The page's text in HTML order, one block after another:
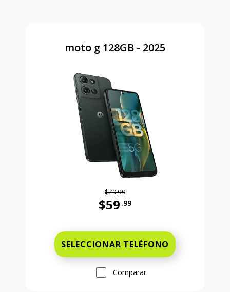
moto g 128GB - 2025
$79.99
$59 .99
SELECCIONAR TELÉFONO
Comparar